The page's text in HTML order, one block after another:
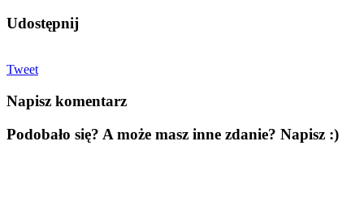
Udostępnij
Tweet
Napisz komentarz
Podobało się? A może masz inne zdanie? Napisz :)